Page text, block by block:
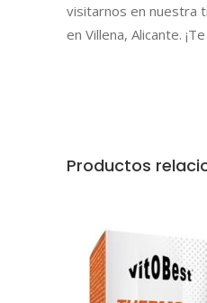
visitarnos en nuestra
en Villena, Alicante.
Productos